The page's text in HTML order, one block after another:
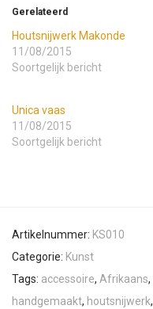
Gerelateerd
Houtsnijwerk Makonde
11/08/2015
Soortgelijk bericht
Unica vaas
11/08/2015
Soortgelijk bericht
Artikelnummer: KS010
Categorie: Kunst
Tags: accessoire, Afrikaans,
handgemaakt, houtsnijwerk,